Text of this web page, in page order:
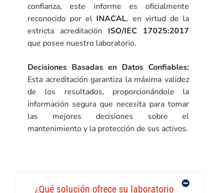
confianza, este informe es oficialmente
reconocido por el INACAL, en virtud de la
estricta acreditación ISO/IEC 17025:2017
que posee nuestro laboratorio.
Decisiones Basadas en Datos Confiables:
Esta acreditación garantiza la máxima validez
de los resultados, proporcionándole la
información segura que necesita para tomar
las mejores decisiones sobre el
mantenimiento y la protección de sus activos.
¿Qué solución ofrece su laboratorio